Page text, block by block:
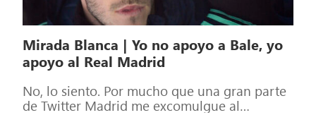
Mirada Blanca | Yo no apoyo a Bale, yo
apoyo al Real Madrid
No, lo siento. Por mucho que una gran parte
de Twitter Madrid me excomulgue al